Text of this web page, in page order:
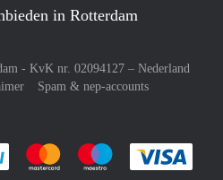
in Rotterdam
- KvK nr. 02094127 – Nederland
Spam & nep-accounts
Je rekent gemakkelijk af met Paypal
Je rekent gemakkelijk af met
Je rekent